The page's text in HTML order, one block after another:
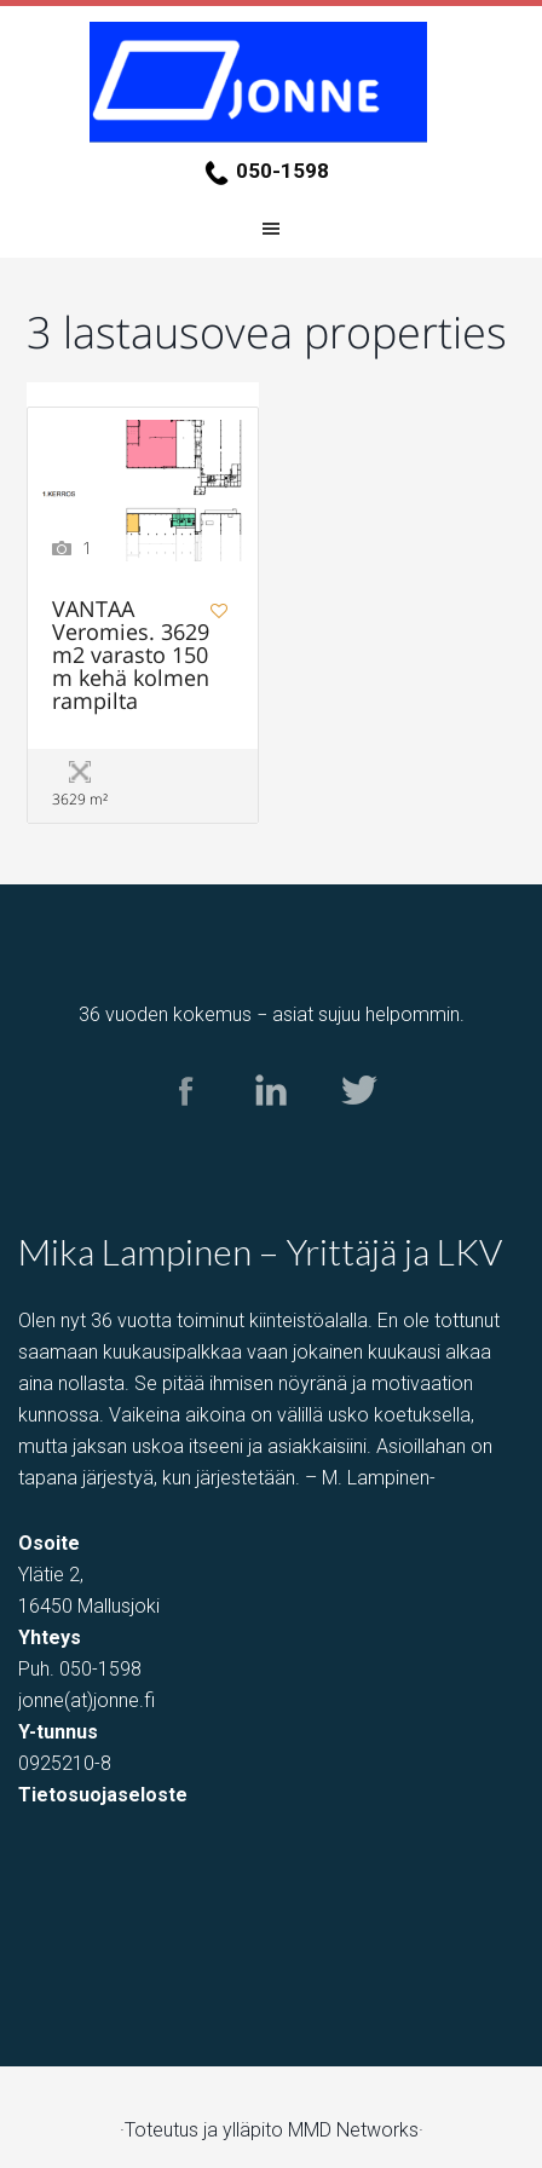
050-1598
3 lastausovea properties
1
VANTAA
Veromies. 3629
m2 varasto 150
m kehä kolmen
rampilta
3629 m²
36 vuoden kokemus − asiat sujuu helpommin.
Mika Lampinen – Yrittäjä ja LKV
Olen nyt 36 vuotta toiminut kiinteistöalalla. En ole tottunut
saamaan kuukausipalkkaa vaan jokainen kuukausi alkaa
aina nollasta. Se pitää ihmisen nöyränä ja motivaation
kunnossa. Vaikeina aikoina on välillä usko koetuksella,
mutta jaksan uskoa itseeni ja asiakkaisiini. Asioillahan on
tapana järjestyä, kun järjestetään. – M. Lampinen-
Osoite
Ylätie 2,
16450 Mallusjoki
Yhteys
Puh. 050-1598
jonne(at)jonne.fi
Y-tunnus
0925210-8
Tietosuojaseloste
·Toteutus ja ylläpito MMD Networks·